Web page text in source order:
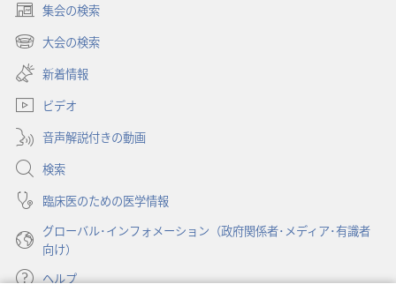
集会の検索
（新
し
タ
で
開
く）
大会の検索
（新
し
い
タ
ブ
で
開
く）
新着情報
ビデオ
音声解説付きの動画
検索
臨床医のための医学情報
グローバル･インフォメーション（政府関係者･メディア･有識者
向け）
ヘルプ